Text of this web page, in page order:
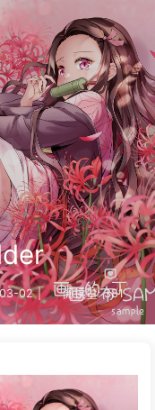
02 | 阅读量: 381